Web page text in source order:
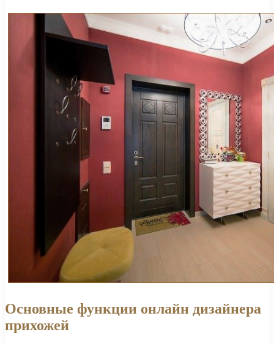
Основные функции онлайн дизайнера
прихожей